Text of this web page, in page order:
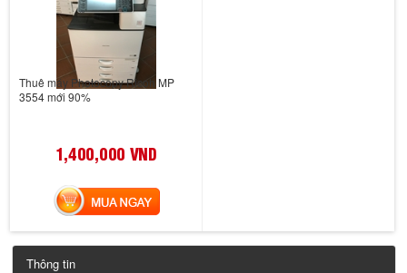
Thuê máy Photocopy Ricoh MP
3554 mới 90%
1,400,000 VND
MUA NGAY
Thông tin